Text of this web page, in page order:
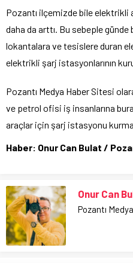
Pozantı ilçemizde bile elektrikli
daha da arttı. Bu sebeple
lokantalara ve tesislere duran
elektrikli şarj istasyonlarının
Pozantı Medya Haber Sitesi
ve petrol ofisi iş insanlarına
araçlar için şarj istasyonu
Haber: Onur Can Bulat /
Onur Can
Pozantı